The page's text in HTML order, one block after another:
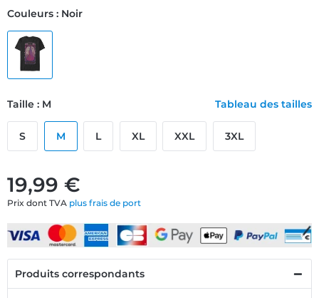
19,99 €
Prix dont TVA plus frais de port
Couleurs : Noir
Taille : M Tableau des tailles
S M L XL XXL 3XL
Produits correspondants